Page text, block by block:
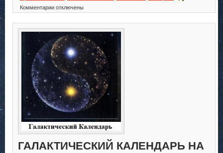
Комментариик
записи
Галактический
Календарь
на
01.04.2015
отключены
ГАЛАКТИЧЕСКИЙ КАЛЕНДАРЬ НА